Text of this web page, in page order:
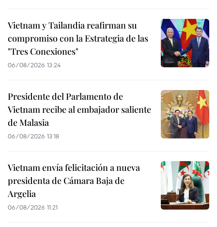
Vietnam y Tailandia reafirman su
compromiso con la Estrategia de las
"Tres Conexiones"
06/08/2026 13:24
Presidente del Parlamento de
Vietnam recibe al embajador saliente
de Malasia
06/08/2026 13:18
Vietnam envía felicitación a nueva
presidenta de Cámara Baja de
Argelia
06/08/2026 11:21